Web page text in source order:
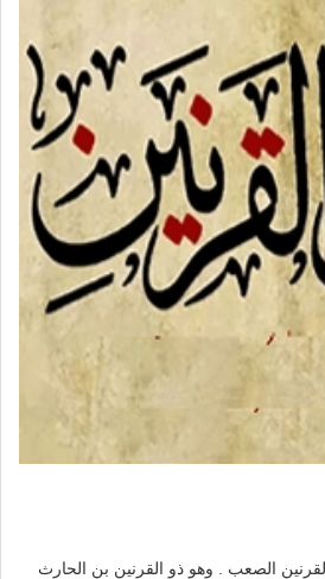
الصعب . وهو ذو القرنين بن الحارث